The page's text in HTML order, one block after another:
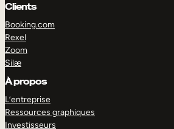
Clients
Booking.com
Rexel
Zoom
Silæ
À propos
L’entreprise
Ressources graphiques
Investisseurs